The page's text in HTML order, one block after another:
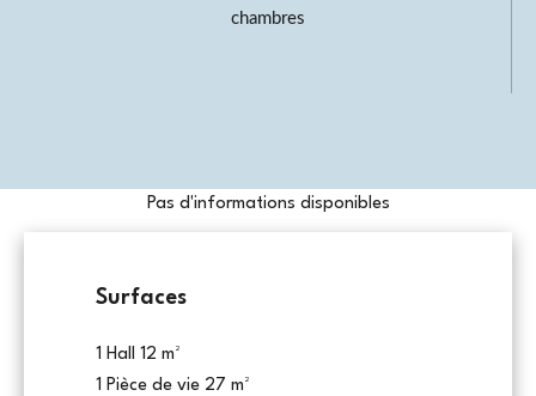
chambres
Pas d'informations disponibles
Surfaces
1 Hall 12 m²
1 Pièce de vie 27 m²